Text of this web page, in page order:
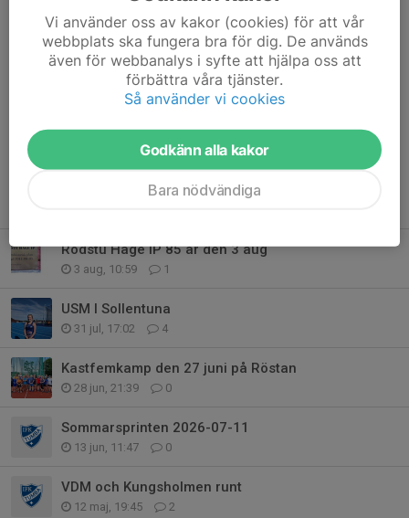
Dela nyhet
Rödstu Hage IP 85 år den 3 aug
3 aug, 10:59 1
USM I Sollentuna
31 jul, 17:02 4
Kastfemkamp den 27 juni på Röstan
28 jun, 21:39 0
Sommarsprinten 2026-07-11
13 jun, 11:47 0
VDM och Kungsholmen runt
12 maj, 19:45 2
Vi använder oss av kakor (cookies) för att vår
webbplats ska fungera bra för dig. De används
även för webbanalys i syfte att hjälpa oss att
förbättra våra tjänster.
Så använder vi cookies
Godkänn alla kakor
Bara nödvändiga